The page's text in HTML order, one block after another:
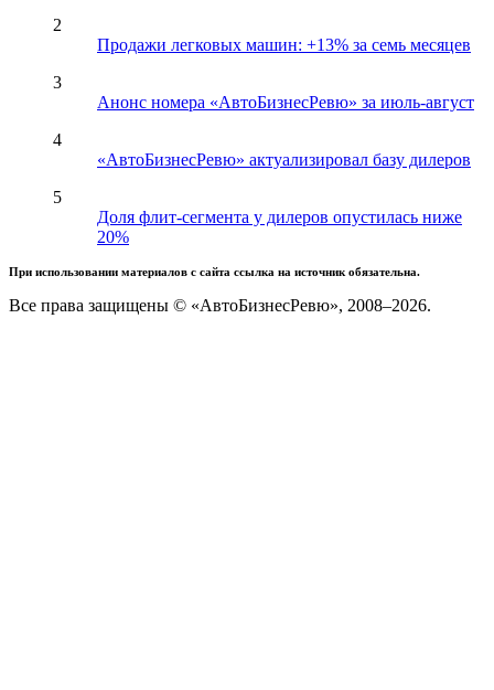
2
Продажи легковых машин: +13% за семь месяцев
3
Анонс номера «АвтоБизнесРевю» за июль-август
4
«АвтоБизнесРевю» актуализировал базу дилеров
5
Доля флит-сегмента у дилеров опустилась ниже
20%
При использовании материалов с сайта ссылка на источник обязательна.
Все права защищены © «АвтоБизнесРевю», 2008–2026.